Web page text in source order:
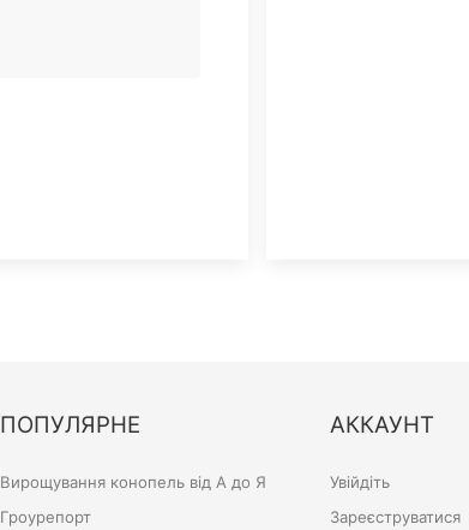
ПОПУЛЯРНЕ
Вирощування конопель від А до Я
Гроурепорт
АККАУНТ
Увійдіть
Зареєструватися